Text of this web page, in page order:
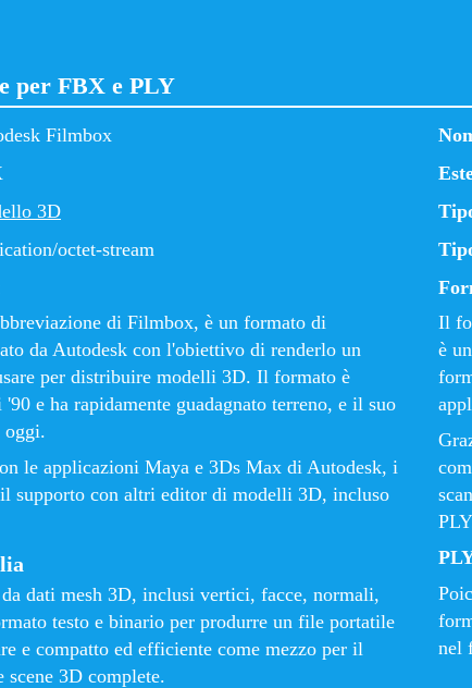
per FBX e PLY
Filmbox
3D
octet-stream
di Filmbox, è un formato di
da Autodesk con l'obiettivo di renderlo un
per distribuire modelli 3D. Il formato è
e ha rapidamente guadagnato terreno, e il suo
oggi.
le applicazioni Maya e 3Ds Max di Autodesk, i
supporto con altri editor di modelli 3D, incluso
dati mesh 3D, inclusi vertici, facce, normali,
testo e binario per produrre un file portatile
e compatto ed efficiente come mezzo per il
3D complete.
Il
è
nel